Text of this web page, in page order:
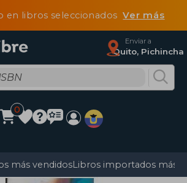
en libros seleccionadosVer más
Enviar a
Quito, Pichincha
0
más vendidosLibros importados más